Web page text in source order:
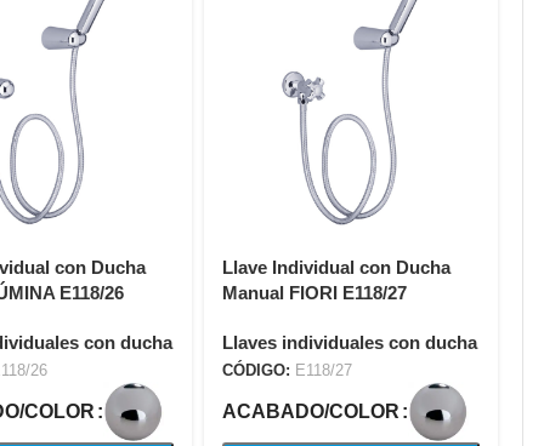
con Ducha
E118/26
con ducha
26
COLOR
Llave Individual con Ducha
Manual FIORI E118/27
Llaves individuales con ducha
CÓDIGO: E118/27
ACABADO/COLOR